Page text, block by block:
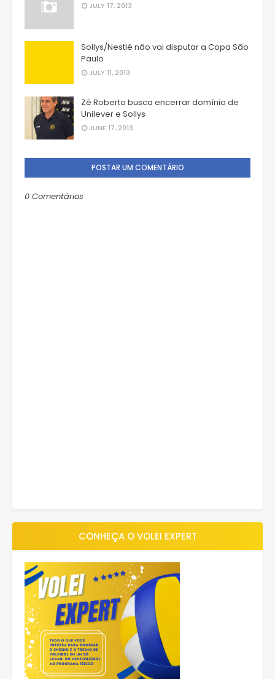
JULY 17, 2013
Sollys/Nestlé não vai disputar a Copa São
Paulo
JULY 11, 2013
Zé Roberto busca encerrar domínio de
Unilever e Sollys
JUNE 17, 2013
POSTAR UM COMENTÁRIO
0 Comentários
CONHEÇA O VOLEI EXPERT